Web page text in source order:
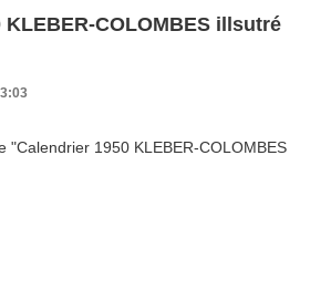
KLEBER-COLOMBES illsutré